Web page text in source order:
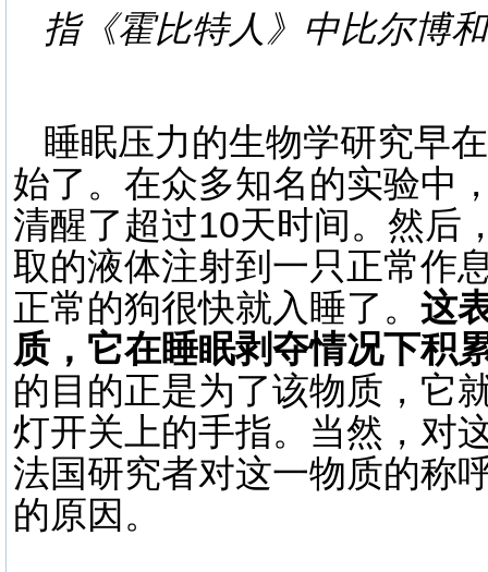
指《霍比特人》中比尔博
睡眠压力的生物学研究早
始了。在众多知名的实验中
清醒了超过10天时间。然后
取的液体注射到一只正常作
正常的狗很快就入睡了。 这
质，它在睡眠剥夺情况下积
的目的正是为了该物质，它
灯开关上的手指。当然，对
法国研究者对这一物质的称
的原因。